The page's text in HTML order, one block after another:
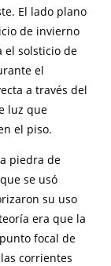
El lado plano
de invierno
el solsticio de
el
a través del
luz que
el piso.
piedra de
se usó
su uso
era que la
focal de
corrientes